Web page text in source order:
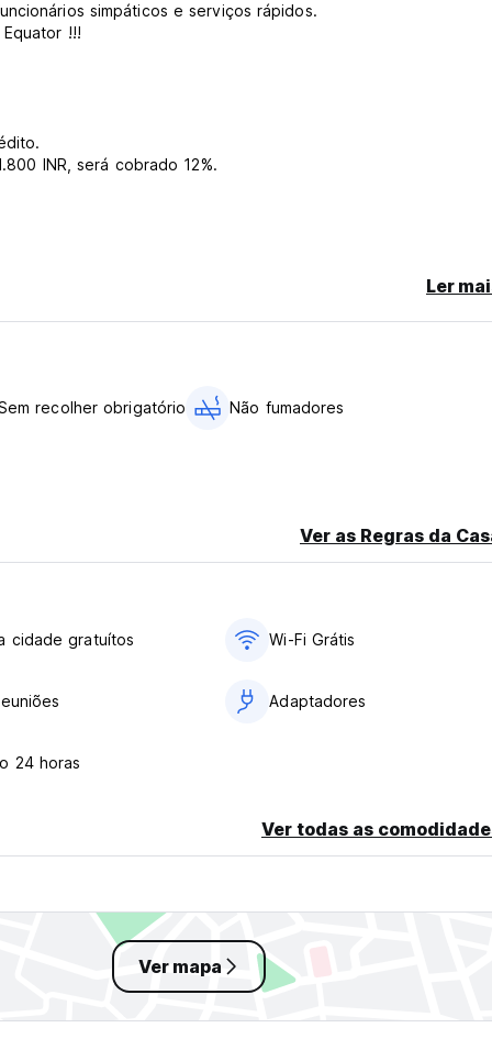
simpáticos e serviços rápidos.
!!!
INR, será cobrado 12%.
from original language)
Ler
recolher obrigatório Não fumadores
Ver as Regras da
cidade gratuítos Wi-Fi Grátis
Adaptadores
24 horas
Ver todas as
Ver mapa